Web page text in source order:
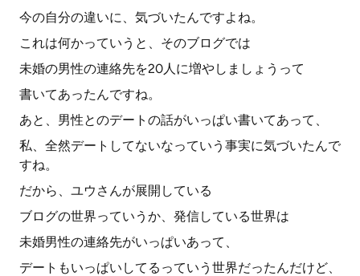
今の自分の違いに、気づいたんですよね。
これは何かっていうと、そのブログでは
未婚の男性の連絡先を20人に増やしましょうって
書いてあったんですね。
あと、男性とのデートの話がいっぱい書いてあって、
私、全然デートしてないなっていう事実に気づいたんで
すね。
だから、ユウさんが展開している
ブログの世界っていうか、発信している世界は
未婚男性の連絡先がいっぱいあって、
デートもいっぱいしてるっていう世界だったんだけど、